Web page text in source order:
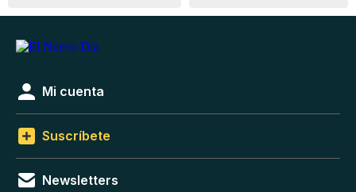
Mi cuenta
Suscríbete
Newsletters